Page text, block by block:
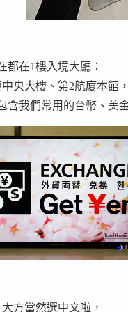
都在1樓入境大廳：
央大樓、第2航廈本館
含我們常用的台幣、美
方當然選中文啦，